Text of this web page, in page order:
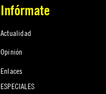
Infórmate
Actualidad
Opinión
Enlaces
ESPECIALES